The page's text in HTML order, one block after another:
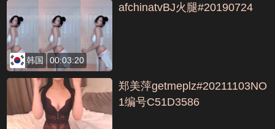
韩国 00:03:20
afchinatvBJ火腿#20190724
郑美萍getmeplz#20211103NO
1编号C51D3586